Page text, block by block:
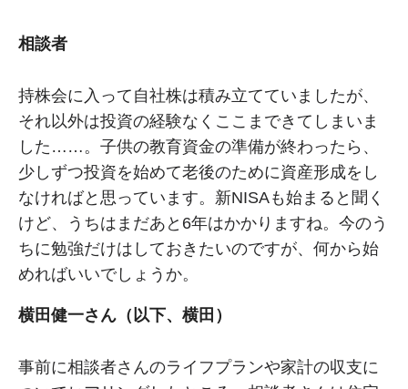
相談者
持株会に入って自社株は積み立てていましたが、
それ以外は投資の経験なくここまできてしまいま
した……。子供の教育資金の準備が終わったら、
少しずつ投資を始めて老後のために資産形成をし
なければと思っています。新NISAも始まると聞く
けど、うちはまだあと6年はかかりますね。今のう
ちに勉強だけはしておきたいのですが、何から始
めればいいでしょうか。
横田健一さん（以下、横田）
事前に相談者さんのライフプランや家計の収支に